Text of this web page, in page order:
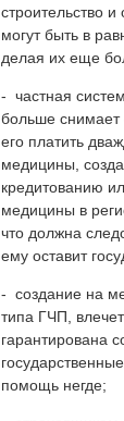
строительство
могут быть в
делая их еще
- частная
больше снимает
его платить
медицины,
кредитованию
медицины в
что должна
ему оставит
- создание на
типа ГЧП,
гарантирована
помощь негде;